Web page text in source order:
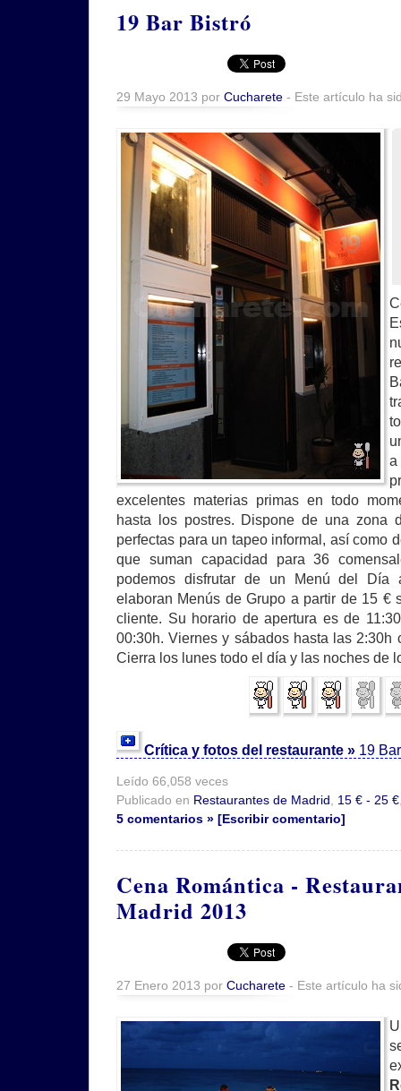
19 Bar Bistró
29 Mayo 2013 por Cucharete - Este artículo ha
excelentes materias primas en todo
hasta los postres. Dispone de una zona
perfectas para un tapeo informal, así como
que suman capacidad para 36
podemos disfrutar de un Menú del Día
elaboran Menús de Grupo a partir de 15 €
cliente. Su horario de apertura es de
00:30h. Viernes y sábados hasta las 2:30h
Cierra los lunes todo el día y las noches de
Crítica y fotos del restaurante » 19
Leído 66,058 veces
Publicado en Restaurantes de Madrid 15 € - 25 €
5 comentarios » [Escribir comentario]
Cena Romántica -
Madrid 2013
27 Enero 2013 por Cucharete - Este artículo ha